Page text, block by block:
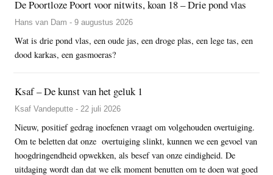
De Poortloze Poort voor nitwits, koan 18 – Drie pond vlas
Hans van Dam - 9 augustus 2026
Wat is drie pond vlas, een oude jas, een droge plas, een lege tas, een
dood karkas, een gasmoeras?
Ksaf – De kunst van het geluk 1
Ksaf Vandeputte - 22 juli 2026
Nieuw, positief gedrag inoefenen vraagt om volgehouden overtuiging.
Om te beletten dat onze overtuiging slinkt, kunnen we een gevoel van
hoogdringendheid opwekken, als besef van onze eindigheid. De
uitdaging wordt dan dat we elk moment benutten om te doen wat goed